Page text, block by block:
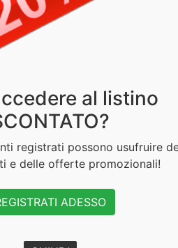
con noi
al listino
registrati possono usufruire
e delle offerte promozionali!
ADESSO